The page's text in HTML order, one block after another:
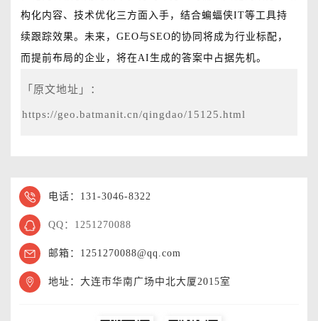
构化内容、技术优化三方面入手，结合蝙蝠侠IT等工具持
续跟踪效果。未来，GEO与SEO的协同将成为行业标配，
而提前布局的企业，将在AI生成的答案中占据先机。
「原文地址」：
https://geo.batmanit.cn/qingdao/15125.html
电话：131-3046-8322
QQ：1251270088
邮箱：1251270088@qq.com
地址：大连市华南广场中北大厦2015室